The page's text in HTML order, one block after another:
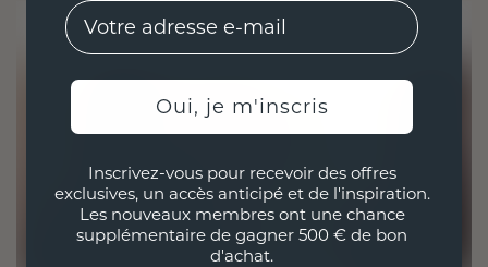
EMail
Oui, je m'inscris
Inscrivez-vous pour recevoir des offres
exclusives, un accès anticipé et de l'inspiration.
Les nouveaux membres ont une chance
supplémentaire de gagner 500 € de bon
d'achat.